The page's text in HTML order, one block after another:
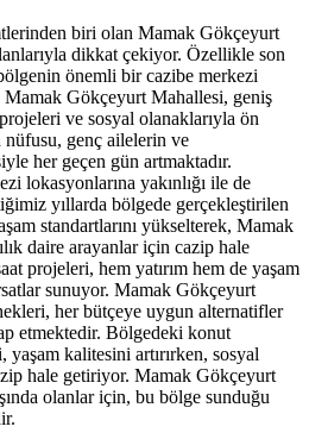
biri olan Mamak Gökçeyurt
dikkat çekiyor. Özellikle son
önemli bir cazibe merkezi
Gökçeyurt Mahallesi, geniş
ve sosyal olanaklarıyla ön
nüfusu, genç ailelerin ve
her geçen gün artmaktadır.
lokasyonlarına yakınlığı ile de
yıllarda bölgede gerçekleştirilen
standartlarını yükselterek, Mamak
daire arayanlar için cazip hale
projeleri, hem yatırım hem de yaşam
sunuyor. Mamak Gökçeyurt
her bütçeye uygun alternatifler
etmektedir. Bölgedeki konut
kalitesini artırırken, sosyal
hale getiriyor. Mamak Gökçeyurt
olanlar için, bu bölge sunduğu